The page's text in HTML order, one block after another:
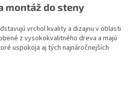
y
ý
p
i
montáž do steny
vrchol kvality a dizajnu v oblasti
z vysokokvalitného dreva a majú
uspokoja aj tých najnáročnejších